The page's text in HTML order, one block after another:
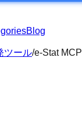
Blog
ツール/e-Stat MCP